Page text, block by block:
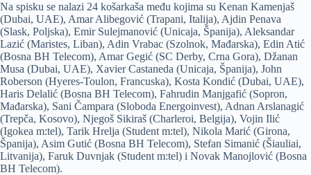
Na spisku se nalazi 24 košarkaša među kojima su Kenan Kamenjaš
(Dubai, UAE), Amar Alibegović (Trapani, Italija), Ajdin Penava
(Slask, Poljska), Emir Sulejmanović (Unicaja, Španija), Aleksandar
Lazić (Maristes, Liban), Adin Vrabac (Szolnok, Mađarska), Edin Atić
(Bosna BH Telecom), Amar Gegić (SC Derby, Crna Gora), Džanan
Musa (Dubai, UAE), Xavier Castaneda (Unicaja, Španija), John
Roberson (Hyeres-Toulon, Francuska), Kosta Kondić (Dubai, UAE),
Haris Delalić (Bosna BH Telecom), Fahrudin Manjgafić (Sopron,
Mađarska), Sani Čampara (Sloboda Energoinvest), Adnan Arslanagić
(Trepča, Kosovo), Njegoš Sikiraš (Charleroi, Belgija), Vojin Ilić
(Igokea m:tel), Tarik Hrelja (Student m:tel), Nikola Marić (Girona,
Španija), Asim Gutić (Bosna BH Telecom), Stefan Simanić (Šiauliai,
Litvanija), Faruk Duvnjak (Student m:tel) i Novak Manojlović (Bosna
BH Telecom).